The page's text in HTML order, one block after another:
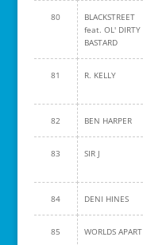
80
BLACKSTREET
feat. OL' DIRTY
BASTARD
81 R. KELLY
82 BEN HARPER
83 SIR J
84 DENI HINES
85 WORLDS APART